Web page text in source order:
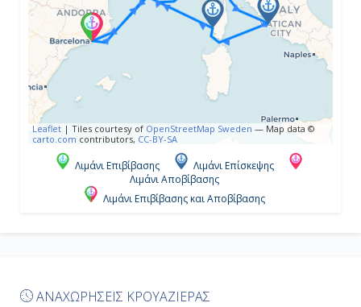
19:00
Αγιάτσιο (Κορσική), Γαλλία
09:00
Leaflet | Tiles courtesy of OpenStreetMap Sweden — Map data ©
carto.com contributors, CC-BY-SA
Λιμάνι Επιβίβασης
Λιμάνι Επίσκεψης
Λιμάνι Αποβίβασης
Λιμάνι Επιβίβασης και Αποβίβασης
ΑΝΑΧΩΡΗΣΕΙΣ ΚΡΟΥΑΖΙΕΡΑΣ